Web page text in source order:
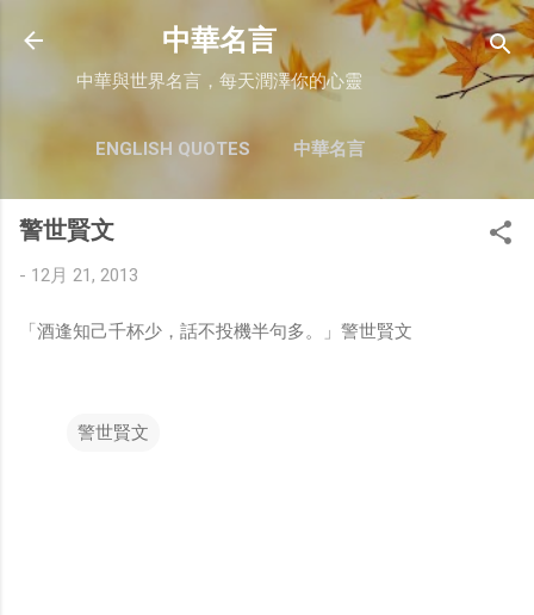
跳至主要內容
中華名言
中華與世界名言，每天潤澤你的心靈
ENGLISH QUOTES 中華名言
警世賢文
- 12月 21, 2013
「酒逢知己千杯少，話不投機半句多。」警世賢文
警世賢文